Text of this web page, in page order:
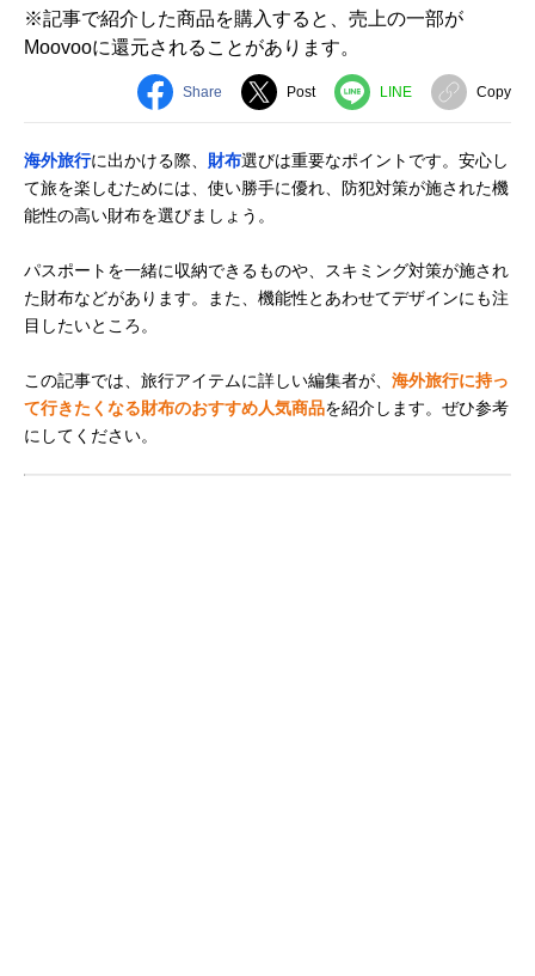
※記事で紹介した商品を購入すると、売上の一部が
Moovooに還元されることがあります。
Share Post LINE Copy
海外旅行に出かける際、 財布選びは重要なポイントです。安心し
て旅を楽しむためには、使い勝手に優れ、防犯対策が施された機
能性の高い財布を選びましょう。
パスポートを一緒に収納できるものや、スキミング対策が施され
た財布などがあります。また、機能性とあわせてデザインにも注
目したいところ。
この記事では、旅行アイテムに詳しい編集者が、 海外旅行に持っ
て行きたくなる財布のおすすめ人気商品を紹介します。ぜひ参考
にしてください。